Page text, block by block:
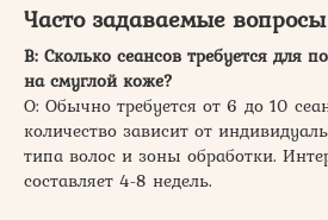
Часто задаваемые
В: Сколько сеансов требуется для
на смуглой коже?
О: Обычно требуется от 6 до 10
количество зависит от
типа волос и зоны обработки.
составляет 4-8 недель.